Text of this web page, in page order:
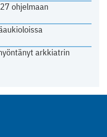
ohjelmaan
arkkiatrin